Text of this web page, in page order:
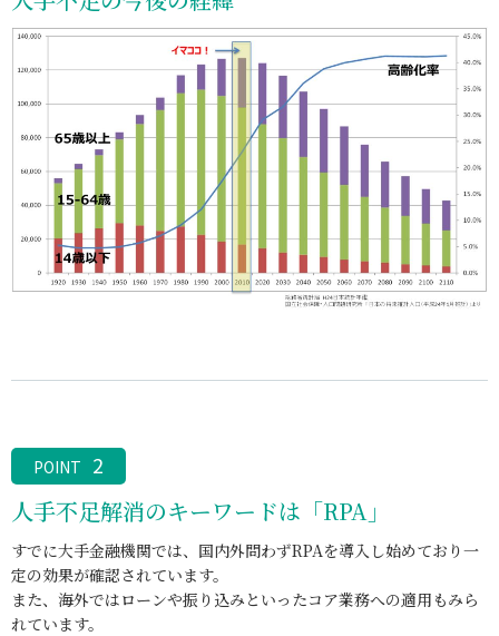
POINT 2
人手不足解消のキーワードは「RPA」
すでに大手金融機関では、国内外問わずRPAを導入し始めており一
定の効果が確認されています。
また、海外ではローンや振り込みといったコア業務への適用もみら
れています。